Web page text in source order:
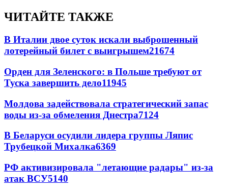
ЧИТАЙТЕ ТАКЖЕ
В Италии двое суток искали выброшенный
лотерейный билет с выигрышем21674
Орден для Зеленского: в Польше требуют от
Туска завершить дело11945
Молдова задействовала стратегический запас
воды из-за обмеления Днестра7124
В Беларуси осудили лидера группы Ляпис
Трубецкой Михалка6369
РФ активизировала "летающие радары" из-за
атак ВСУ5140